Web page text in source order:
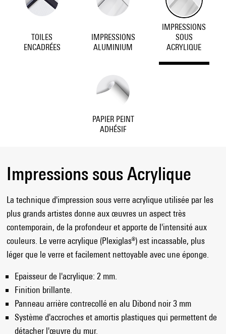
TOILES
ENCADRÉES
IMPRESSIONS
ALUMINIUM
IMPRESSIONS
SOUS
ACRYLIQUE
PAPIER PEINT
ADHÉSIF
Impressions sous Acrylique
La technique d'impression sous verre acrylique utilisée par les
plus grands artistes donne aux œuvres un aspect très
contemporain, de la profondeur et apporte de l'intensité aux
couleurs. Le verre acrylique (Plexiglas®) est incassable, plus
léger que le verre et facilement nettoyable avec une éponge.
Epaisseur de l'acrylique: 2 mm.
Finition brillante.
Panneau arrière contrecollé en alu Dibond noir 3 mm
Système d'accroches et amortis plastiques qui permettent de
détacher l'œuvre du mur.